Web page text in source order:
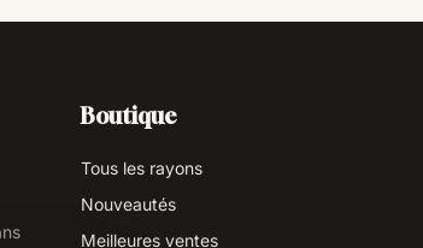
Boutique
Tous les rayons
Nouveautés
Meilleures ventes